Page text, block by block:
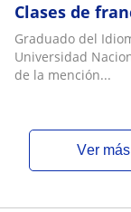
Clases de
Graduado del
Universidad
de la mención...
ver más